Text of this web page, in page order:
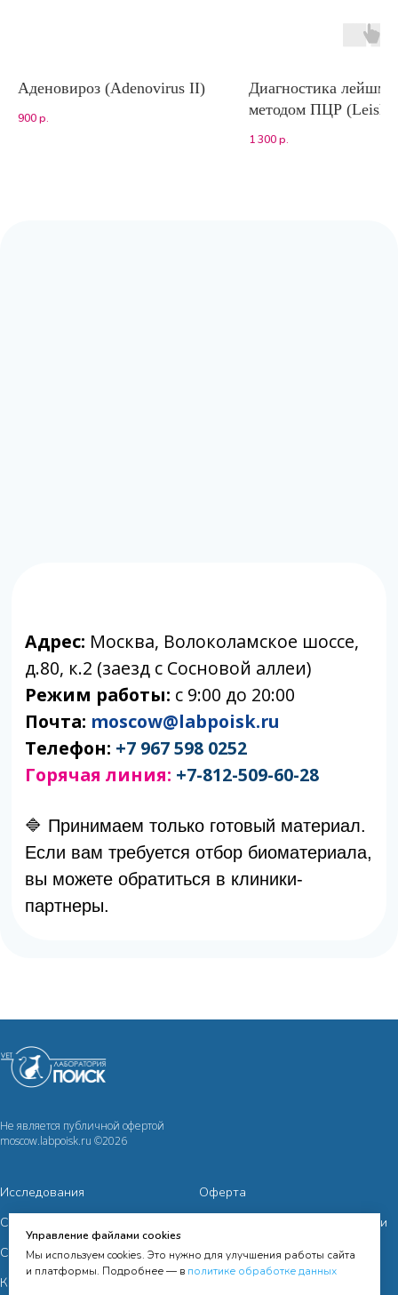
Аденовироз (Adenovirus II)
900р.
Диагностика
методом ПЦР
1 300р.
Не является публичной офертой
moscow.labpoisk.ru ©2026
Исследования
Сотрудничество
Cправочная информация
Контакты
Оферта
Политика конфиденциальности
Управление файлами cookies
Мы используем cookies. Это нужно для улучшения работы сайта
и платформы. Подробнее — в политике обработке данных